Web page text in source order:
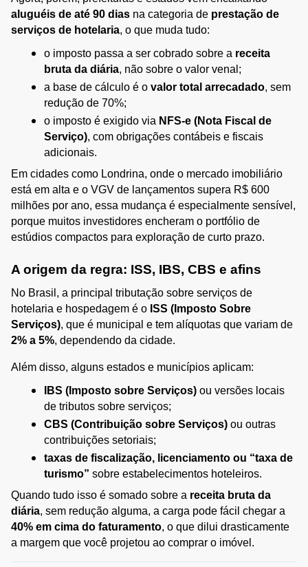
aluguéis de até 90 dias na categoria de prestação de
serviços de hotelaria, o que muda tudo:
o imposto passa a ser cobrado sobre a receita
bruta da diária, não sobre o valor venal;
a base de cálculo é o valor total arrecadado, sem
redução de 70%;
o imposto é exigido via NFS-e (Nota Fiscal de
Serviço), com obrigações contábeis e fiscais
adicionais.
Em cidades como Londrina, onde o mercado imobiliário
está em alta e o VGV de lançamentos supera R$ 600
milhões por ano, essa mudança é especialmente sensível,
porque muitos investidores encheram o portfólio de
estúdios compactos para exploração de curto prazo.
A origem da regra: ISS, IBS, CBS e afins
No Brasil, a principal tributação sobre serviços de
hotelaria e hospedagem é o ISS (Imposto Sobre
Serviços)
2% a 5%, dependendo da cidade.
Além disso, alguns estados e municípios aplicam:
IBS (Imposto sobre Serviços) ou versões locais
de tributos sobre serviços;
CBS (Contribuição sobre Serviços) ou outras
contribuições setoriais;
taxas de fiscalização, licenciamento ou “taxa de
turismo” sobre estabelecimentos hoteleiros.
Quando tudo isso é somado sobre a receita bruta da
diária
40% em cima do faturamento, o que dilui drasticamente
a margem que você projetou ao comprar o imóvel.